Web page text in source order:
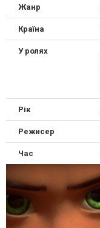
Жанр
Країна
У ролях
Рік
Режисер
Час